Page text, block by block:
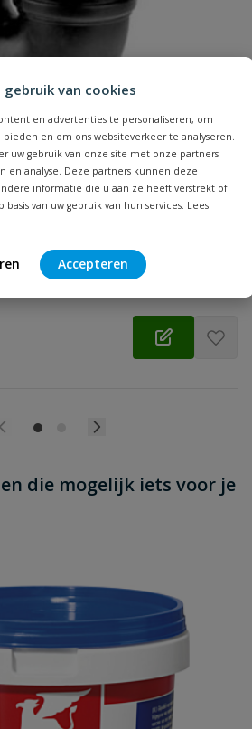
van cookies
en advertenties te personaliseren, om
en om ons websiteverkeer te analyseren.
uw gebruik van onze site met onze partners
en analyse. Deze partners kunnen deze
informatie die u aan ze heeft verstrekt of
van uw gebruik van hun services. Lees
Accepteren
110 mm | Kleur: zwart |
die mogelijk iets voor je